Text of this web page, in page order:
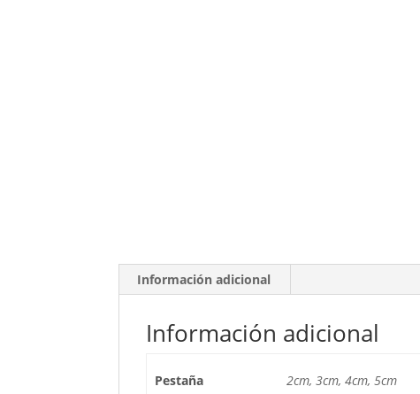
Información adicional
Información adicional
Pestaña 2cm, 3cm, 4cm, 5cm